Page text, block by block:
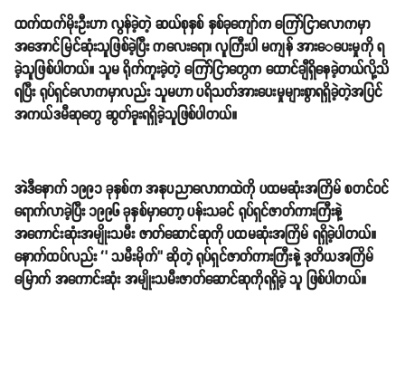
ထက်ထက်မိုးဦးဟာ လွန်ခဲ့တဲ့ ဆယ်စုနှစ် နှစ်ခုကျော်က ကြော်ငြာလောကမှာ
အအောင်မြင်ဆုံးသူဖြစ်ခဲ့ပြီး ကလေးရော၊ လူကြီးပါ မကျန် အား‌ေပေးမှုကို ရ
ခဲ့သူဖြစ်ပါတယ်။ သူမ ရိုက်ကူးခဲ့တဲ့ ကြော်ငြာတွေက ထောင်ချီရှိနေခဲ့တယ်လို့သိ
ရပြီး ရုပ်ရှင်လောကမှာလည်း သူမဟာ ပရိသတ်အားပေးမှုများစွာရရှိခဲ့တဲ့အပြင်
အကယ်ဒမီဆုတွေ ဆွတ်ခူးရရှိခဲ့သူဖြစ်ပါတယ်။
အဲဒီနောက် ၁၉၉၁ ခုနှစ်က အနုပညာလောကထဲကို ပထမဆုံးအကြိမ် စတင်ဝင်
ရောက်လာခဲ့ပြီး ၁၉၉၆ ခုနှစ်မှာတော့ ပန်းသခင် ရုပ်ရှင်ဇာတ်ကားကြီးနဲ့
အကောင်းဆုံးအမျိုးသမီး ဇာတ်ဆောင်ဆုကို ပထမဆုံးအကြိမ် ရရှိခဲ့ပါတယ်။
နောက်ထပ်လည်း ‘’ သမီးမိုက်’’ ဆိုတဲ့ ရုပ်ရှင်ဇာတ်ကားကြီးနဲ့ ဒုတိယအကြိမ်
မြောက် အကောင်းဆုံး အမျိုးသမီးဇာတ်ဆောင်ဆုကိုရရှိခဲ့ သူ ဖြစ်ပါတယ်။